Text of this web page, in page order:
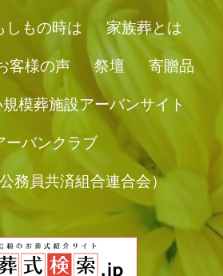
しもの時は 家族葬とは
客様の声 祭壇 寄贈品
規模葬施設アーバンサイト
ーバンクラブ
務員共済組合連合会）